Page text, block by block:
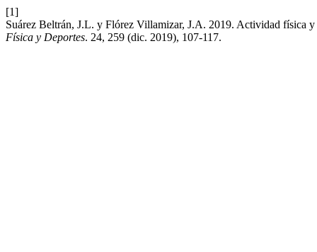
[1]
Suárez Beltrán, J.L. y Flórez Villamizar, J.A. 2019. Actividad física
Física y Deportes. 24, 259 (dic. 2019), 107-117.